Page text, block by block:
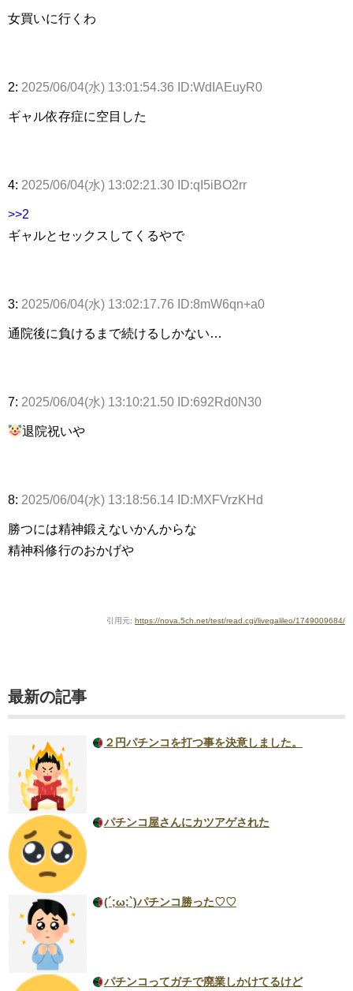
女買いに行くわ
2: 2025/06/04(水) 13:01:54.36 ID:WdIAEuyR0
ギャル依存症に空目した
4: 2025/06/04(水) 13:02:21.30 ID:qI5iBO2rr
>>2
ギャルとセックスしてくるやで
3: 2025/06/04(水) 13:02:17.76 ID:8mW6qn+a0
通院後に負けるまで続けるしかない…
7: 2025/06/04(水) 13:10:21.50 ID:692Rd0N30
退院祝いや
8: 2025/06/04(水) 13:18:56.14 ID:MXFVrzKHd
勝つには精神鍛えないかんからな
精神科修行のおかげや
引用元: https://nova.5ch.net/test/read.cgi/livegalileo/1749009684/
最新の記事
２円パチンコを打つ事を決意しました。
パチンコ屋さんにカツアゲされた
(´;ω;`)パチンコ勝った♡♡
パチンコってガチで廃業しかけてるけど